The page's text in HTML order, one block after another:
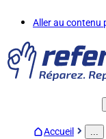
Aller au contenu
Accueil